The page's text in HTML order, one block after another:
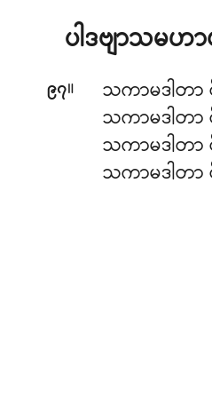
ပါဒဗျာသမ
၉၇။
သကာမဒါတာ
သကာမဒါတာ
သကာမဒါတာ
သကာမဒါတာ